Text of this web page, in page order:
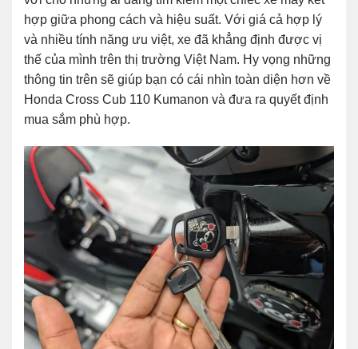
hợp giữa phong cách và hiệu suất. Với giá cả hợp lý
và nhiều tính năng ưu việt, xe đã khẳng định được vị
thế của mình trên thị trường Việt Nam. Hy vọng những
thông tin trên sẽ giúp bạn có cái nhìn toàn diện hơn về
Honda Cross Cub 110 Kumanon và đưa ra quyết định
mua sắm phù hợp.